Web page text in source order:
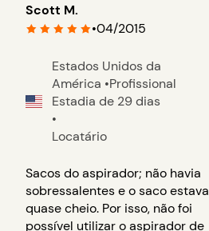
Scott M.
•04/2015
Estados Unidos da
América •Profissional
Estadia de 29 dias
•
Locatário
Sacos do aspirador; não havia
sobressalentes e o saco estava
quase cheio. Por isso, não foi
possível utilizar o aspirador de